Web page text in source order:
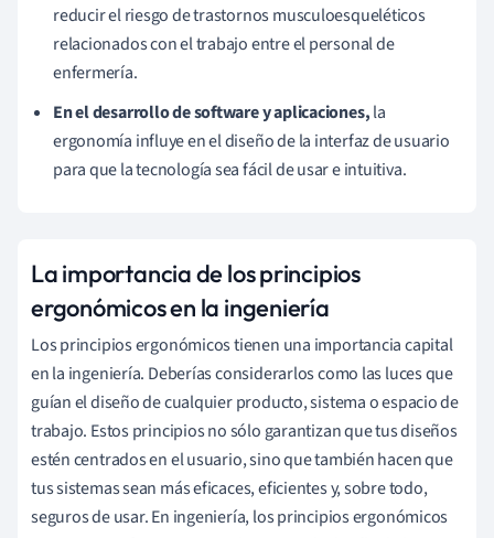
reducir el riesgo de trastornos musculoesqueléticos
relacionados con el trabajo entre el personal de
enfermería.
En el desarrollo de software y aplicaciones,la
ergonomía influye en el diseño de la interfaz de usuario
para que la tecnología sea fácil de usar e intuitiva.
La importancia de los principios
ergonómicos en la ingeniería
Los principios ergonómicos tienen una importancia capital
en la ingeniería. Deberías considerarlos como las luces que
guían el diseño de cualquier producto, sistema o espacio de
trabajo. Estos principios no sólo garantizan que tus diseños
estén centrados en el usuario, sino que también hacen que
tus sistemas sean más eficaces, eficientes y, sobre todo,
seguros de usar. En ingeniería, los principios ergonómicos